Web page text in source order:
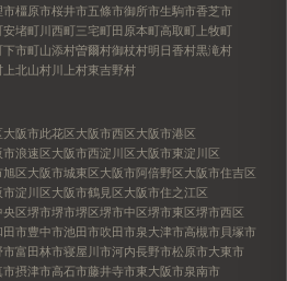
市橿原市桜井市五條市御所市生駒市香芝市
安堵町川西町三宅町田原本町高取町 上牧町
下市町山添村曽爾村御杖村明日香村黒滝村
上北山村川上村東吉野村
大阪市此花区大阪市西区大阪市港区
市浪速区大阪市西淀川区大阪市東淀川区
旭区大阪市城東区大阪市阿倍野区大阪市住吉区
市淀川区大阪市鶴見区大阪市住之江区
央区堺市堺市堺区堺市中区堺市東区堺市西区
田市豊中市池田市吹田市泉大津市高槻市 貝塚市
市富田林市寝屋川市河内長野市松原市大東市
市摂津市高石市藤井寺市東大阪市泉南市